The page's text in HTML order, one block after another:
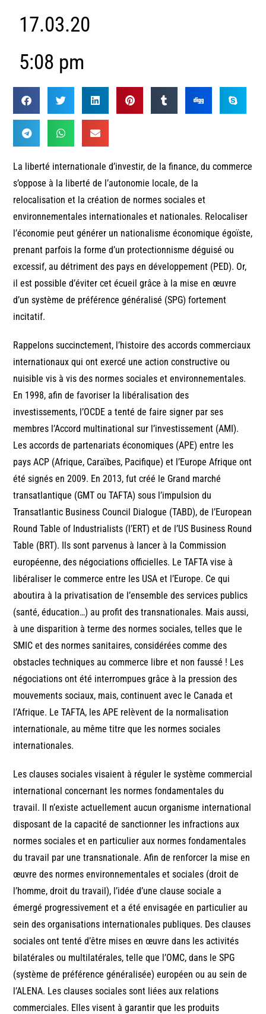
17.03.20
5:08 pm
La liberté internationale d’investir, de la finance, du commerce
s’oppose à la liberté de l’autonomie locale, de la
relocalisation et la création de normes sociales et
environnementales internationales et nationales. Relocaliser
l’économie peut générer un nationalisme économique égoïste,
prenant parfois la forme d’un protectionnisme déguisé ou
excessif, au détriment des pays en développement (PED). Or,
il est possible d’éviter cet écueil grâce à la mise en œuvre
d’un système de préférence généralisé (SPG) fortement
incitatif.
Rappelons succinctement, l’histoire des accords commerciaux
internationaux qui ont exercé une action constructive ou
nuisible vis à vis des normes sociales et environnementales.
En 1998, afin de favoriser la libéralisation des
investissements, l’OCDE a tenté de faire signer par ses
membres l’Accord multinational sur l’investissement (AMI).
Les accords de partenariats économiques (APE) entre les
pays ACP (Afrique, Caraïbes, Pacifique) et l’Europe Afrique ont
été signés en 2009. En 2013, fut créé le Grand marché
transatlantique (GMT ou TAFTA) sous l’impulsion du
Transatlantic Business Council Dialogue (TABD), de l’European
Round Table of Industrialists (l’ERT) et de l’US Business Round
Table (BRT). Ils sont parvenus à lancer à la Commission
européenne, des négociations officielles. Le TAFTA vise à
libéraliser le commerce entre les USA et l’Europe. Ce qui
aboutira à la privatisation de l’ensemble des services publics
(santé, éducation…) au profit des transnationales. Mais aussi,
à une disparition à terme des normes sociales, telles que le
SMIC et des normes sanitaires, considérées comme des
obstacles techniques au commerce libre et non faussé ! Les
négociations ont été interrompues grâce à la pression des
mouvements sociaux, mais, continuent avec le Canada et
l’Afrique. Le TAFTA, les APE relèvent de la normalisation
internationale, au même titre que les normes sociales
internationales.
Les clauses sociales visaient à réguler le système commercial
international concernant les normes fondamentales du
travail. Il n’existe actuellement aucun organisme international
disposant de la capacité de sanctionner les infractions aux
normes sociales et en particulier aux normes fondamentales
du travail par une transnationale. Afin de renforcer la mise en
œuvre des normes environnementales et sociales (droit de
l’homme, droit du travail), l’idée d’une clause sociale a
émergé progressivement et a été envisagée en particulier au
sein des organisations internationales publiques. Des clauses
sociales ont tenté d’être mises en œuvre dans les activités
bilatérales ou multilatérales, telle que l’OMC, dans le SPG
(système de préférence généralisée) européen ou au sein de
l’ALENA. Les clauses sociales sont liées aux relations
commerciales. Elles visent à garantir que les produits